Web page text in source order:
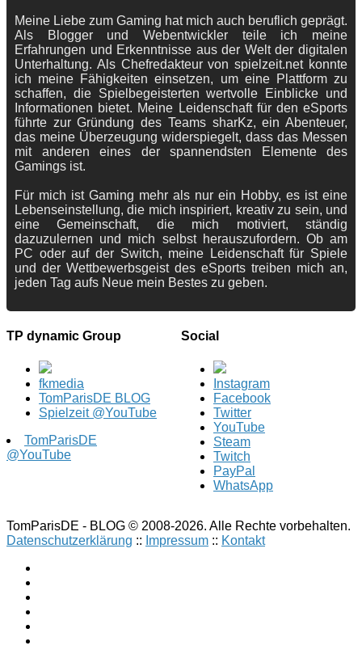
Meine Liebe zum Gaming hat mich auch beruflich geprägt.
Als Blogger und Webentwickler teile ich meine
Erfahrungen und Erkenntnisse aus der Welt der digitalen
Unterhaltung. Als Chefredakteur von spielzeit.net konnte
ich meine Fähigkeiten einsetzen, um eine Plattform zu
schaffen, die Spielbegeisterten wertvolle Einblicke und
Informationen bietet. Meine Leidenschaft für den eSports
führte zur Gründung des Teams sharKz, ein Abenteuer,
das meine Überzeugung widerspiegelt, dass das Messen
mit anderen eines der spannendsten Elemente des
Gamings ist.
Für mich ist Gaming mehr als nur ein Hobby, es ist eine
Lebenseinstellung, die mich inspiriert, kreativ zu sein, und
eine Gemeinschaft, die mich motiviert, ständig
dazuzulernen und mich selbst herauszufordern. Ob am
PC oder auf der Switch, meine Leidenschaft für Spiele
und der Wettbewerbsgeist des eSports treiben mich an,
jeden Tag aufs Neue mein Bestes zu geben.
TP dynamic Group
fkmedia
TomParisDE BLOG
Spielzeit @YouTube
TomParisDE
@YouTube
Social
Instagram
Facebook
Twitter
YouTube
Steam
Twitch
PayPal
WhatsApp
TomParisDE - BLOG © 2008-2026. Alle Rechte vorbehalten.
Datenschutzerklärung :: Impressum :: Kontakt